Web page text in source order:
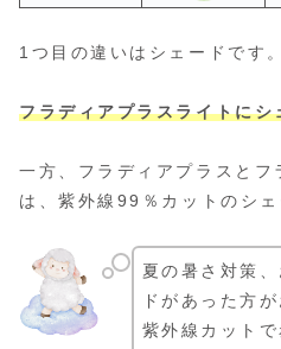
1つ目の違いはシェードです。
フラディアプラスライトに
一方、フラディアプラスとフ
は、紫外線99％カットのシェ
夏の暑さ対策
ドがあった方
紫外線カット